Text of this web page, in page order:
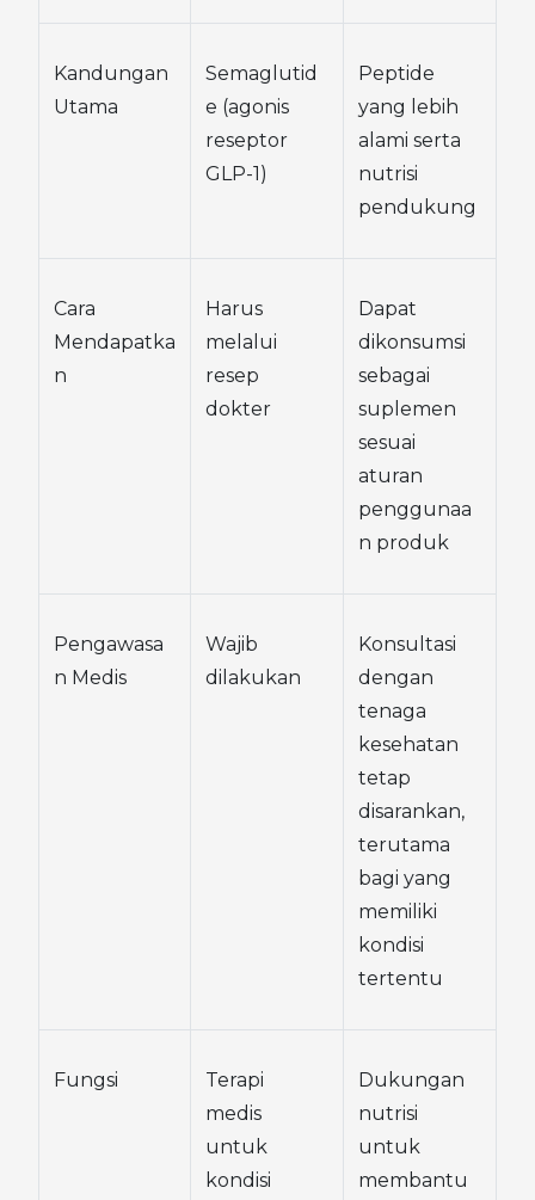
Kandungan
Utama
Semaglutid
e (agonis
reseptor
GLP-1)
Peptide
yang lebih
alami serta
nutrisi
pendukung
Cara
Mendapatka
n
Harus
melalui
resep
dokter
Dapat
dikonsumsi
sebagai
suplemen
sesuai
aturan
penggunaa
n produk
Pengawasa
n Medis
Wajib
dilakukan
Konsultasi
dengan
tenaga
kesehatan
tetap
disarankan,
terutama
bagi yang
memiliki
kondisi
tertentu
Fungsi
Terapi
medis
untuk
kondisi
Dukungan
nutrisi
untuk
membantu